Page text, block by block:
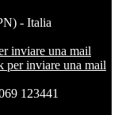
- Italia
inviare una mail
per inviare una mail
123441